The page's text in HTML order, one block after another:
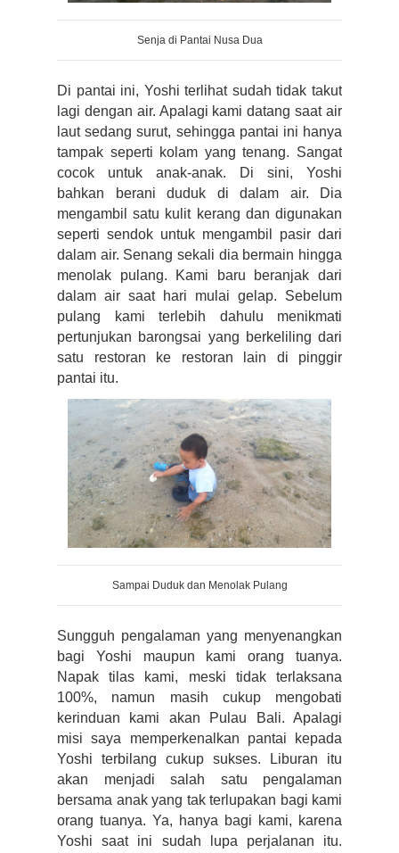
Senja di Pantai Nusa Dua
Di pantai ini, Yoshi terlihat sudah tidak takut
lagi dengan air. Apalagi kami datang saat air
laut sedang surut, sehingga pantai ini hanya
tampak seperti kolam yang tenang. Sangat
cocok untuk anak-anak. Di sini, Yoshi
bahkan berani duduk di dalam air. Dia
mengambil satu kulit kerang dan digunakan
seperti sendok untuk mengambil pasir dari
dalam air. Senang sekali dia bermain hingga
menolak pulang. Kami baru beranjak dari
dalam air saat hari mulai gelap. Sebelum
pulang kami terlebih dahulu menikmati
pertunjukan barongsai yang berkeliling dari
satu restoran ke restoran lain di pinggir
pantai itu.
Sampai Duduk dan Menolak Pulang
Sungguh pengalaman yang menyenangkan
bagi Yoshi maupun kami orang tuanya.
Napak tilas kami, meski tidak terlaksana
100%, namun masih cukup mengobati
kerinduan kami akan Pulau Bali. Apalagi
misi saya memperkenalkan pantai kepada
Yoshi terbilang cukup sukses. Liburan itu
akan menjadi salah satu pengalaman
bersama anak yang tak terlupakan bagi kami
orang tuanya. Ya, hanya bagi kami, karena
Yoshi saat ini sudah lupa perjalanan itu.